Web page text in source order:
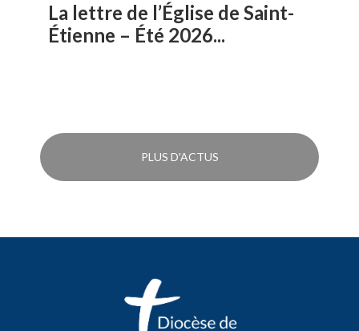
La lettre de l’Église de Saint-
Étienne – Été 2026...
PLUS D'ACTUS